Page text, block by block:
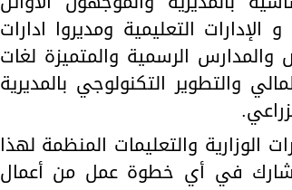
و الإدارات التعليمية ومديروا ادارات
والمدارس الرسمية والمتميزة لغات
والتطوير التكنولوجي بالمديرية
الوزارية والتعليمات المنظمة لهذا
يشارك في أي خطوة عمل من أعمال